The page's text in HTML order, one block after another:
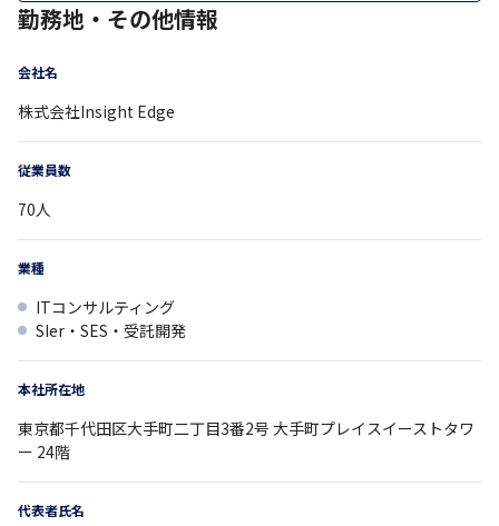
勤務地・その他情報
会社名
株式会社Insight Edge
従業員数
70人
業種
ITコンサルティング
SIer・SES・受託開発
本社所在地
東京都千代田区大手町二丁目3番2号 大手町プレイスイーストタワ
ー 24階
代表者氏名